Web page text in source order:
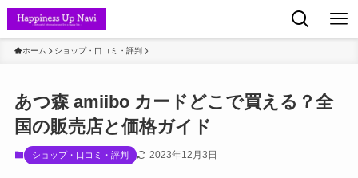
ホーム ショップ・口コミ・評判
あつ森 amiibo カードどこで買える？全
国の販売店と価格ガイド
ショップ・口コミ・評判 2023年12月3日